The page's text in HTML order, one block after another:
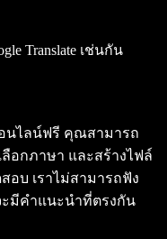
Translate เช่นกัน
ออนไลน์ฟรี คุณสามารถ
ลือกภาษา และสร้างไฟล์
อบ เราไม่สามารถฟัง
ะมีคำแนะนำที่ตรงกัน